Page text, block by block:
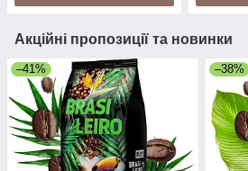
Акційні пропозиції та новинки
–41% –38%